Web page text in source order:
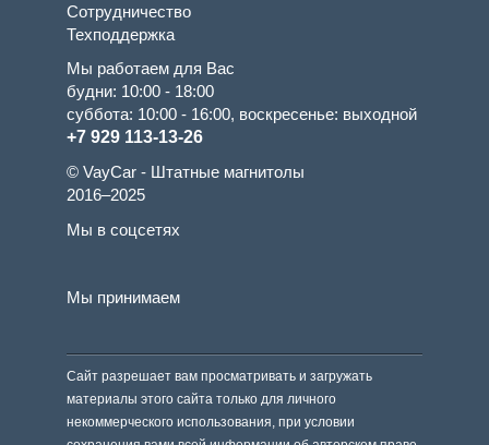
Сотрудничество
Техподдержка
Мы работаем для Вас
будни: 10:00 - 18:00
суббота: 10:00 - 16:00, воскресенье: выходной
+7 929 113-13-26
© VayCar - Штатные магнитолы
2016–2025
Мы в соцсетях
Мы принимаем
Сайт разрешает вам просматривать и загружать
материалы этого сайта только для личного
некоммерческого использования, при условии